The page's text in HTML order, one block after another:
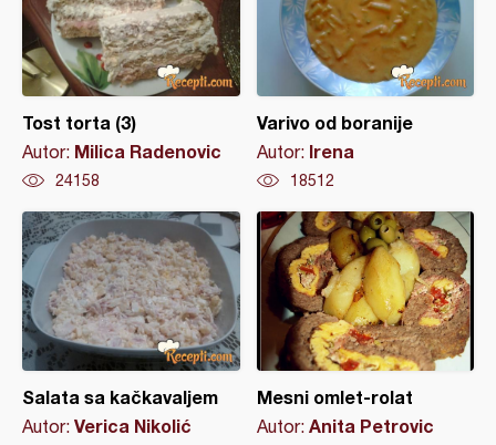
Tost torta (3)
Autor: Milica Radenovic
24158
Varivo od boranije
Autor: Irena
18512
Salata sa kačkavaljem
Autor: Verica Nikolić
Mesni omlet-rolat
Autor: Anita Petrovic